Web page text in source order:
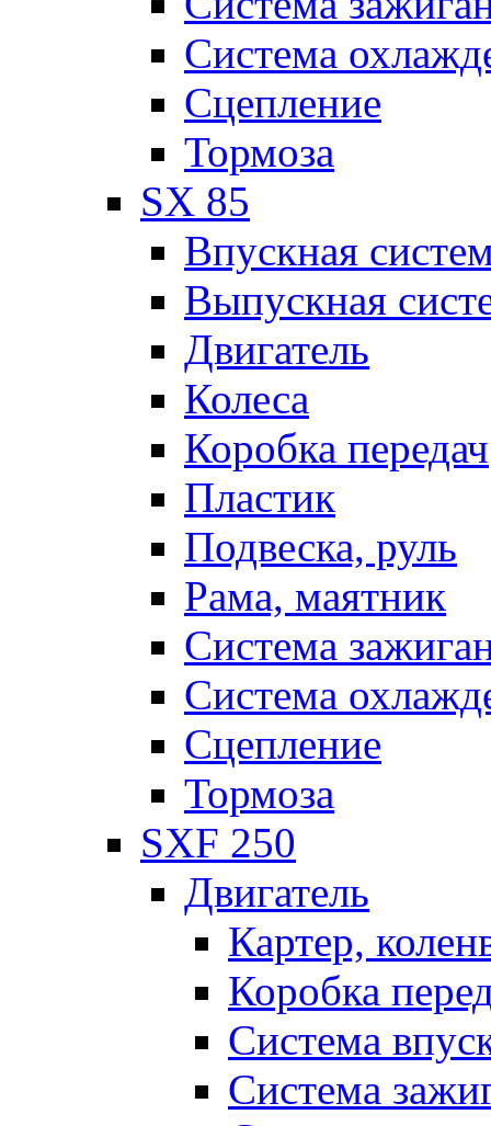
Система
Сцепление
Тормоза
SX 85
Впускная
Выпускная
Двигатель
Колеса
Коробка передач
Пластик
Подвеска, руль
Рама, маятник
Система
Система
Сцепление
Тормоза
SXF 250
Двигатель
Картер,
Коробка
Система
Система